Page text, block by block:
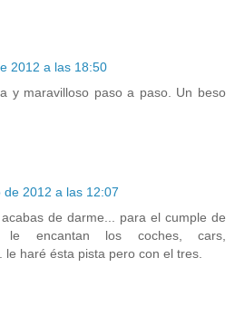
2012 a las 18:50
y maravilloso paso a paso. Un beso
de 2012 a las 12:07
de darme... para el cumple de
encantan los coches, cars,
le haré ésta pista pero con el tres.